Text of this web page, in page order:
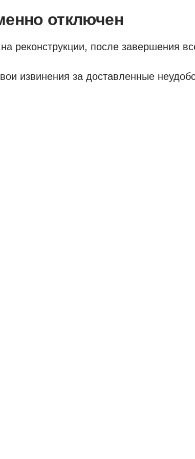
отключен
реконструкции, после завершения
извинения за доставленные